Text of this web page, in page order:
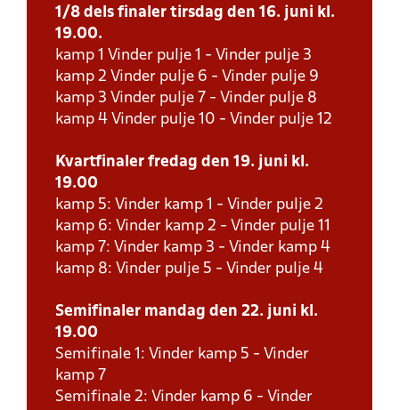
1/8 dels finaler tirsdag den 16. juni kl.
19.00.
kamp 1 Vinder pulje 1 - Vinder pulje 3
kamp 2 Vinder pulje 6 - Vinder pulje 9
kamp 3 Vinder pulje 7 - Vinder pulje 8
kamp 4 Vinder pulje 10 - Vinder pulje 12
Kvartfinaler fredag den 19. juni kl.
19.00
kamp 5: Vinder kamp 1 - Vinder pulje 2
kamp 6: Vinder kamp 2 - Vinder pulje 11
kamp 7: Vinder kamp 3 - Vinder kamp 4
kamp 8: Vinder pulje 5 - Vinder pulje 4
Semifinaler mandag den 22. juni kl.
19.00
Semifinale 1: Vinder kamp 5 - Vinder
kamp 7
Semifinale 2: Vinder kamp 6 - Vinder